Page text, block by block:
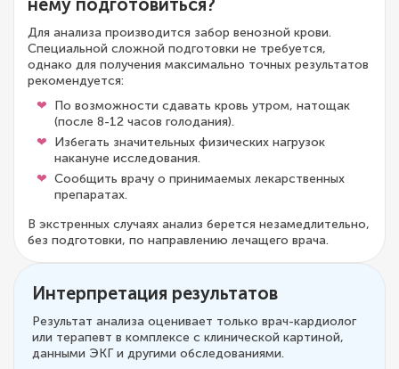
нему подготовиться?
Для анализа производится забор венозной крови.
Специальной сложной подготовки не требуется,
однако для получения максимально точных результатов
рекомендуется:
По возможности сдавать кровь утром, натощак
(после 8-12 часов голодания).
Избегать значительных физических нагрузок
накануне исследования.
Сообщить врачу о принимаемых лекарственных
препаратах.
В экстренных случаях анализ берется незамедлительно,
без подготовки, по направлению лечащего врача.
Интерпретация результатов
Результат анализа оценивает только врач-кардиолог
или терапевт в комплексе с клинической картиной,
данными ЭКГ и другими обследованиями.